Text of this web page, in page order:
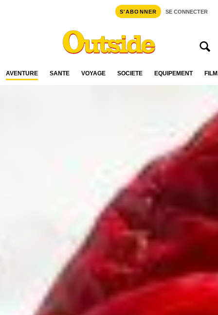
S'ABONNER SE CONNECTER
AVENTURE SANTÉ VOYAGE SOCIÉTÉ ÉQUIPEMENT